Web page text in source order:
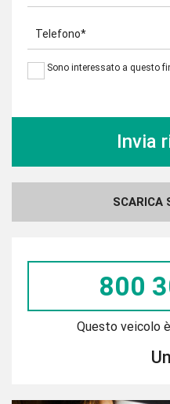
Telefono*
Sono interessato a questo
SCARICA
800
Questo veicolo